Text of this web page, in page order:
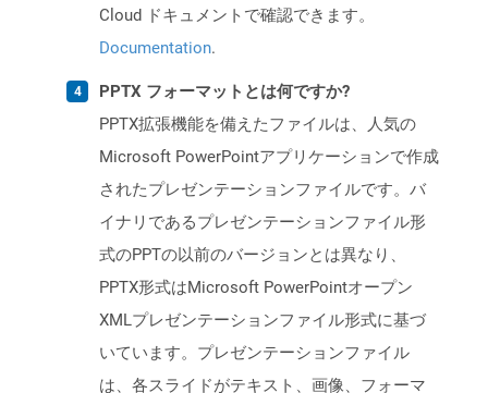
Cloud ドキュメントで確認できます。
Documentation.
PPTX フォーマットとは何ですか?
PPTX拡張機能を備えたファイルは、人気の
Microsoft PowerPointアプリケーションで作成
されたプレゼンテーションファイルです。バ
イナリであるプレゼンテーションファイル形
式のPPTの以前のバージョンとは異なり、
PPTX形式はMicrosoft PowerPointオープン
XMLプレゼンテーションファイル形式に基づ
いています。プレゼンテーションファイル
は、各スライドがテキスト、画像、フォーマ